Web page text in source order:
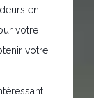
en
votre
votre